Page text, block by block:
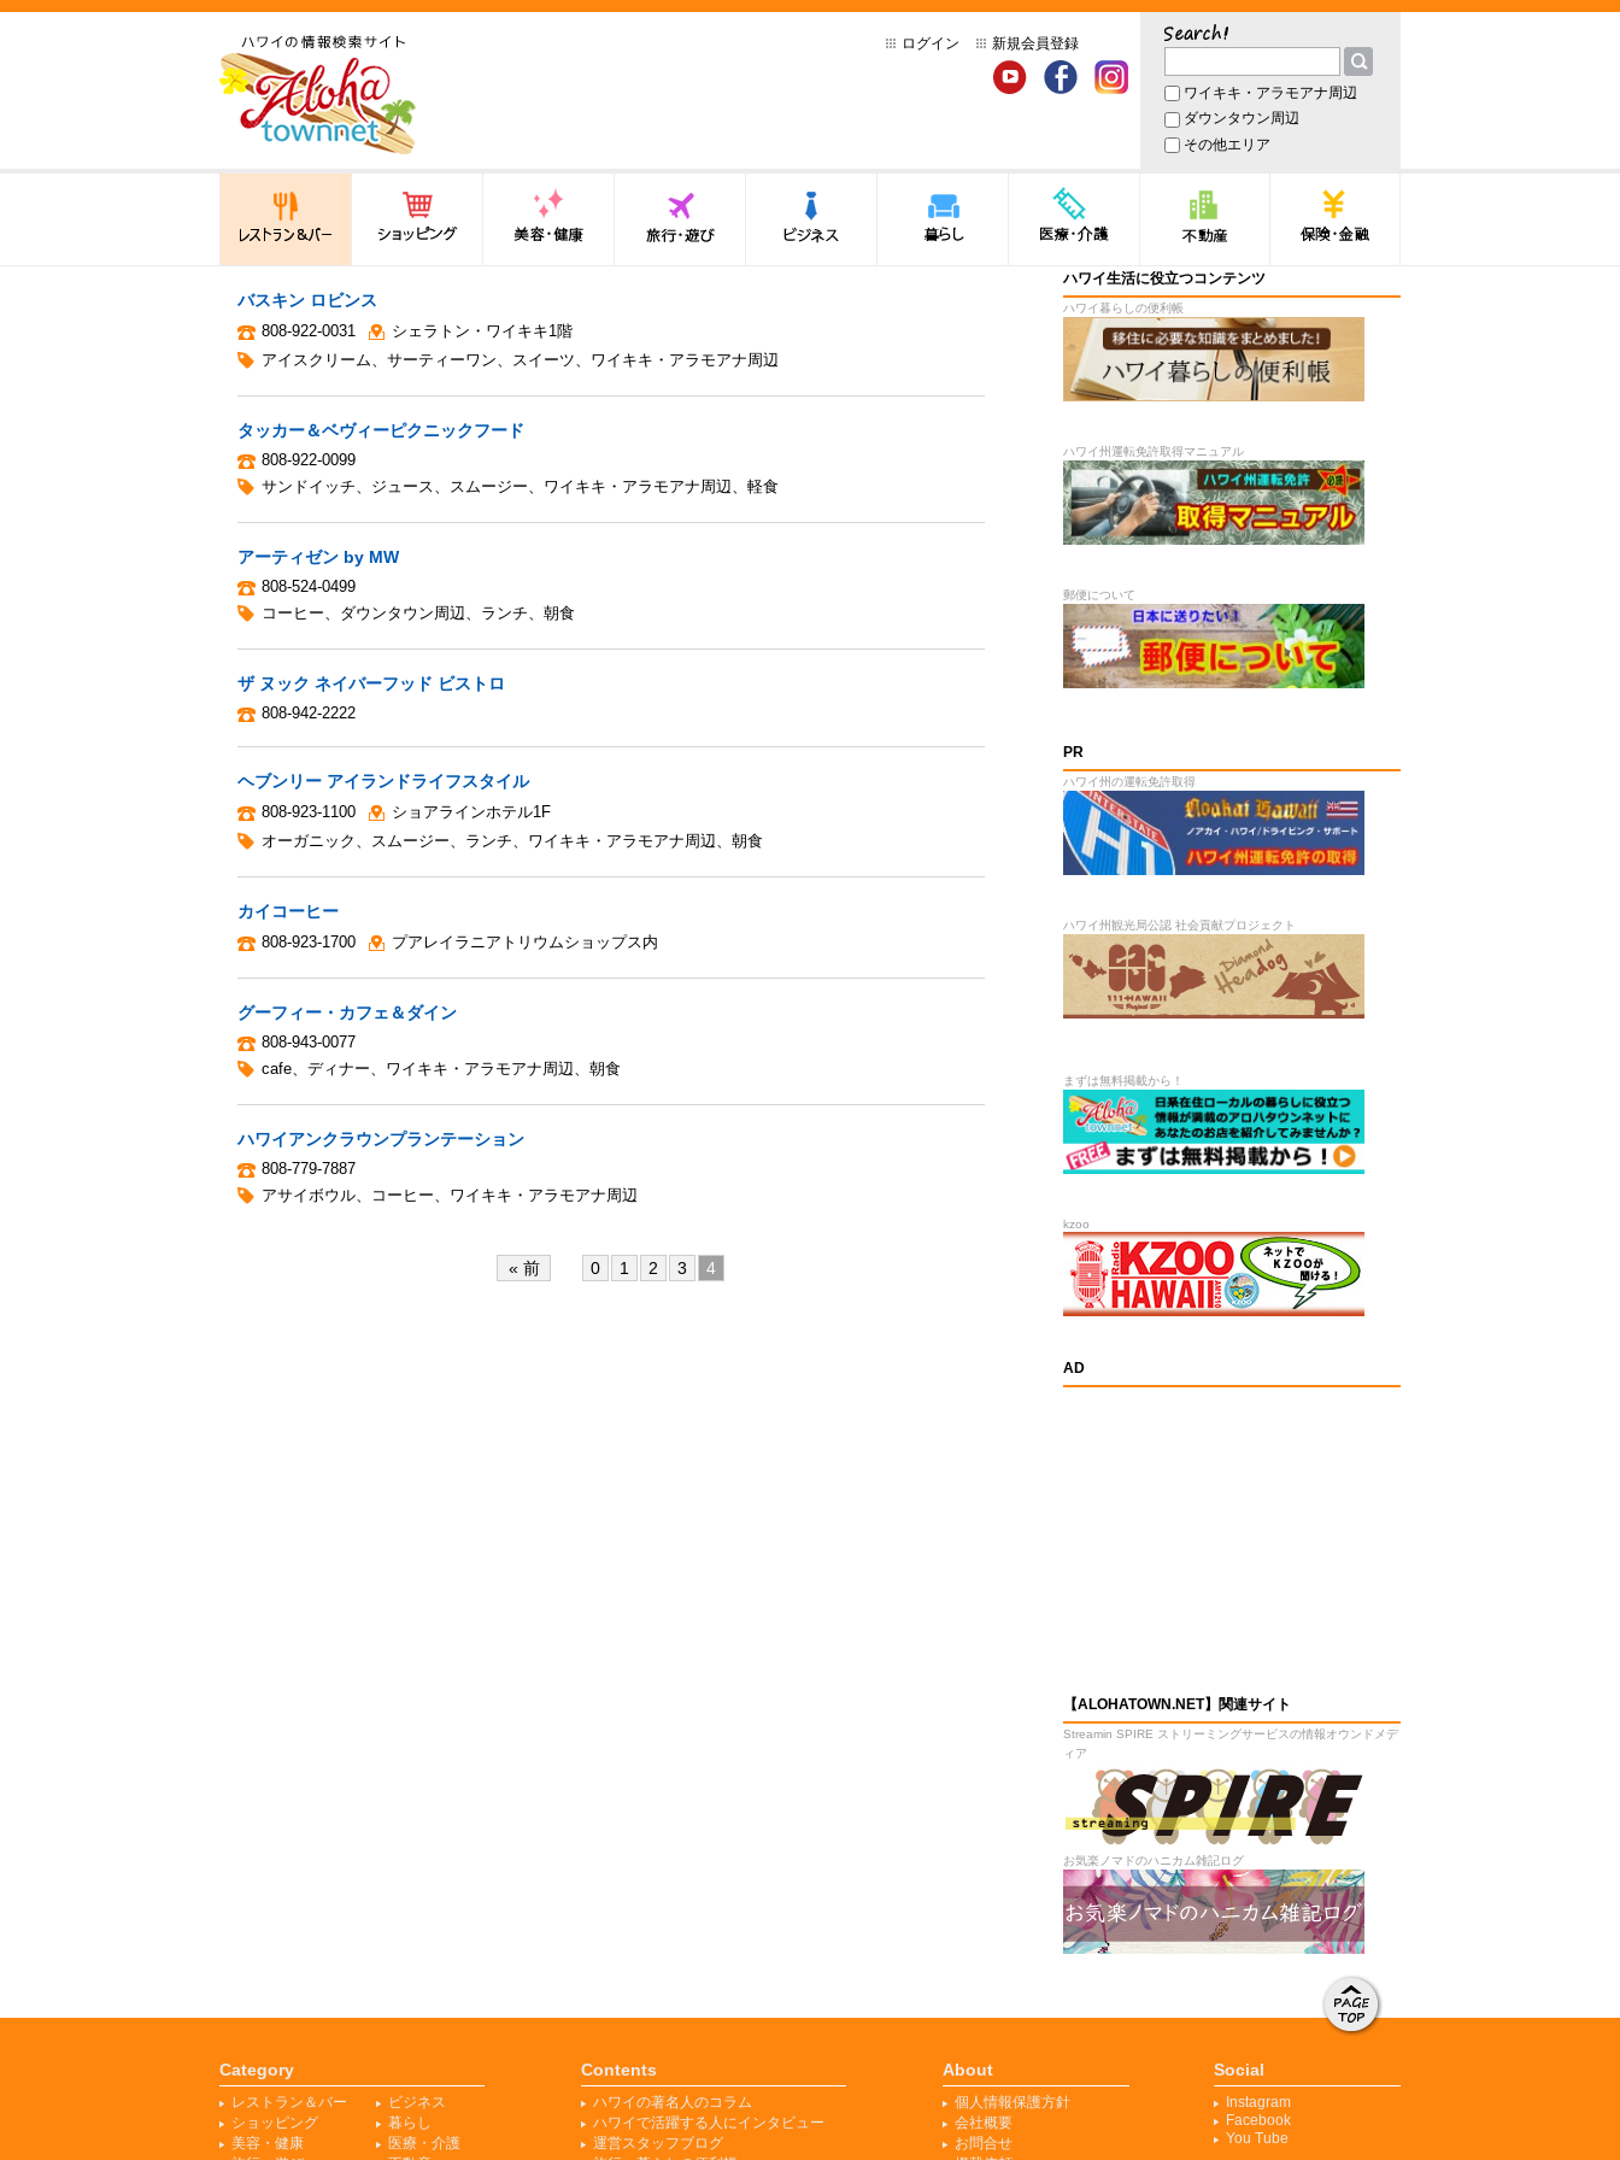
法律から運転免許証まで情
報が満載！
ログイン 新規会員登録 サーチ
ワイキキ・アラモアナ周辺
ダウンタウン周辺
その他エリア
医療・介護 不動産
バスキン ロビンス
808-922-0031
シェラトン・ワイキキ1階
アイスクリーム
サーティーワン スイーツ ワイキキ・アラモアナ周辺
タッカー＆ベヴィーピクニックフード
808-922-0099
サンドイッチ
ジュース スムージー ワイキキ・アラモアナ周辺 軽食
アーティゼン by MW
808-524-0499
コーヒー
ダウンタウン周辺 ランチ 朝食
ザ ヌック ネイバーフッド ビストロ
808-942-2222
ヘブンリー アイランドライフスタイル
808-923-1100
ショアラインホテル1F
オーガニック
スムージー ランチ ワイキキ・アラモアナ周辺 朝食
カイコーヒー
808-923-1700 プアレイラニアトリウムショップス内
グーフィー・カフェ＆ダイン
808-943-0077
cafe
ディナー ワイキキ・アラモアナ周辺 朝食
ハワイアンクラウンプランテーション
808-779-7887
アサイボウル
コーヒー ワイキキ・アラモアナ周辺
« 前 0 1 2 3 4
ハワイ生活に役立つコンテンツ
ハワイ暮らしの便利帳
ハワイ州運転免許取得マニュアル
郵便について
PR
ハワイ州の運転免許取得
ハワイ州観光局公認 社会貢献プロジェクト
まずは無料掲載から！
kzoo
AD
【ALOHATOWN.NET】関連サイト
Streamin SPIRE ストリーミングサービスの情報オウンドメデ
ィア
お気楽ノマドのハニカム雑記ログ
Category
レストラン＆バー
ショッピング
美容・健康
ビジネス
暮らし
医療・介護
Contents
ハワイの著名人のコラム
ハワイで活躍する人にインタビュー
運営スタッフブログ
About
個人情報保護方針
会社概要
お問合せ
Social
Instagram
Facebook
You Tube
動する